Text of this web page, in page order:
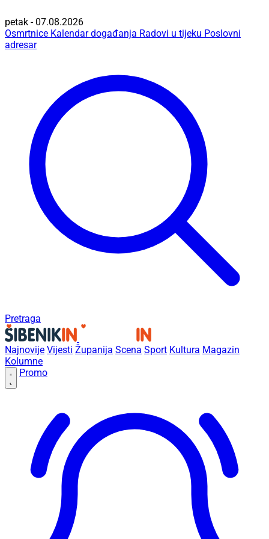
petak - 07.08.2026
Osmrtnice Kalendar događanja Radovi u tijeku Poslovni
adresar
Pretraga
Najnovije Vijesti Županija Scena Sport Kultura Magazin
Kolumne
Promo